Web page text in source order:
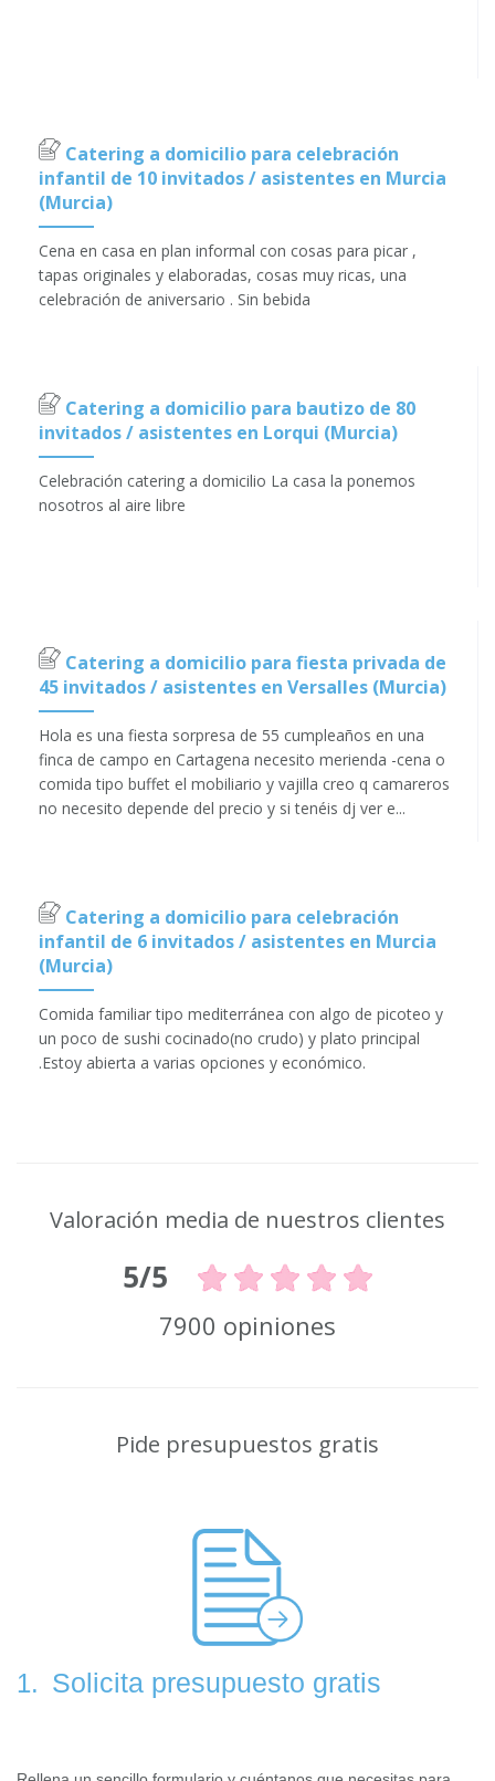
Catering a domicilio para celebración
infantil de 10 invitados / asistentes en Murcia
(Murcia)
Cena en casa en plan informal con cosas para picar ,
tapas originales y elaboradas, cosas muy ricas, una
celebración de aniversario . Sin bebida
Catering a domicilio para bautizo de 80
invitados / asistentes en Lorqui (Murcia)
Celebración catering a domicilio La casa la ponemos
nosotros al aire libre
Catering a domicilio para fiesta privada de
45 invitados / asistentes en Versalles (Murcia)
Hola es una fiesta sorpresa de 55 cumpleaños en una
finca de campo en Cartagena necesito merienda -cena o
comida tipo buffet el mobiliario y vajilla creo q camareros
no necesito depende del precio y si tenéis dj ver e...
Catering a domicilio para celebración
infantil de 6 invitados / asistentes en Murcia
(Murcia)
Comida familiar tipo mediterránea con algo de picoteo y
un poco de sushi cocinado(no crudo) y plato principal
.Estoy abierta a varias opciones y económico.
Valoración media de nuestros clientes
5/5
7900 opiniones
Pide presupuestos gratis
1. Solicita presupuesto gratis